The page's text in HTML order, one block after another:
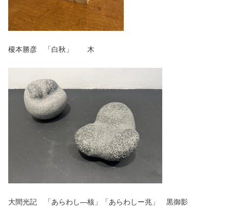
榎本勝彦 「白秋」 木
大間光記 「あらわし―核」「あらわしー兆」 黒御影